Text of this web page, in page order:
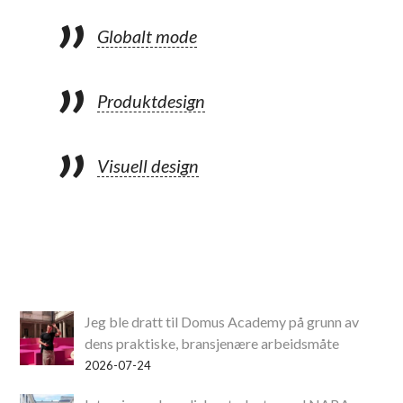
Globalt mode
Produktdesign
Visuell design
Jeg ble dratt til Domus Academy på grunn av
dens praktiske, bransjenære arbeidsmåte
2026-07-24